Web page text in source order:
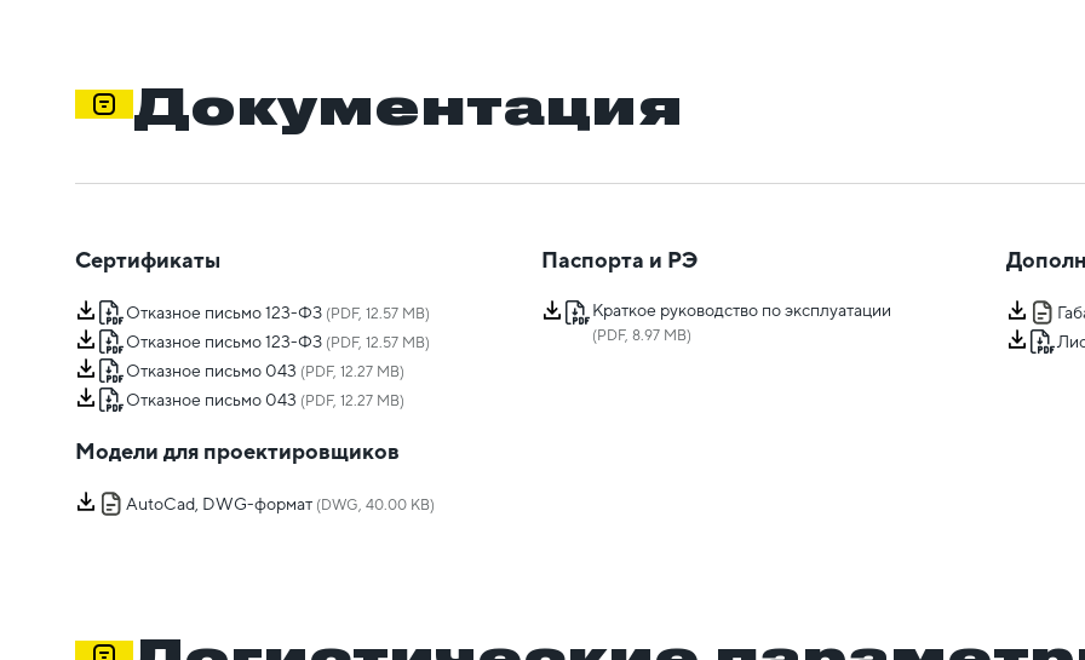
Документация
Сертификаты
Отказное письмо 123-ФЗ (PDF, 12.57 MB)
Отказное письмо 123-ФЗ (PDF, 12.57 MB)
Отказное письмо 043 (PDF, 12.27 MB)
Отказное письмо 043 (PDF, 12.27 MB)
Паспорта и РЭ
Краткое руководство по эксплуатации
(PDF, 8.97 MB)
Модели для проектировщиков
AutoCad, DWG-формат (DWG, 40.00 KB)